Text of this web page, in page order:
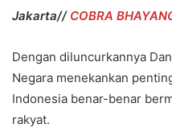
Jakarta// COBRA
Dengan diluncurkannya
Negara menekankan
Indonesia benar-benar
rakyat.